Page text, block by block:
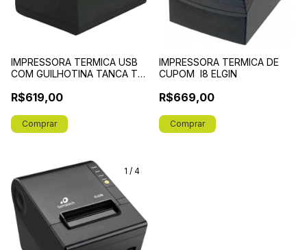
IMPRESSORA TERMICA USB
COM GUILHOTINA TANCA TP-
R$619,00
IMPRESSORA TERMICA DE
CUPOM I8 ELGIN
R$669,00
1 / 4